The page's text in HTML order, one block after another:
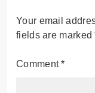
Your email
fields are marked
Comment*